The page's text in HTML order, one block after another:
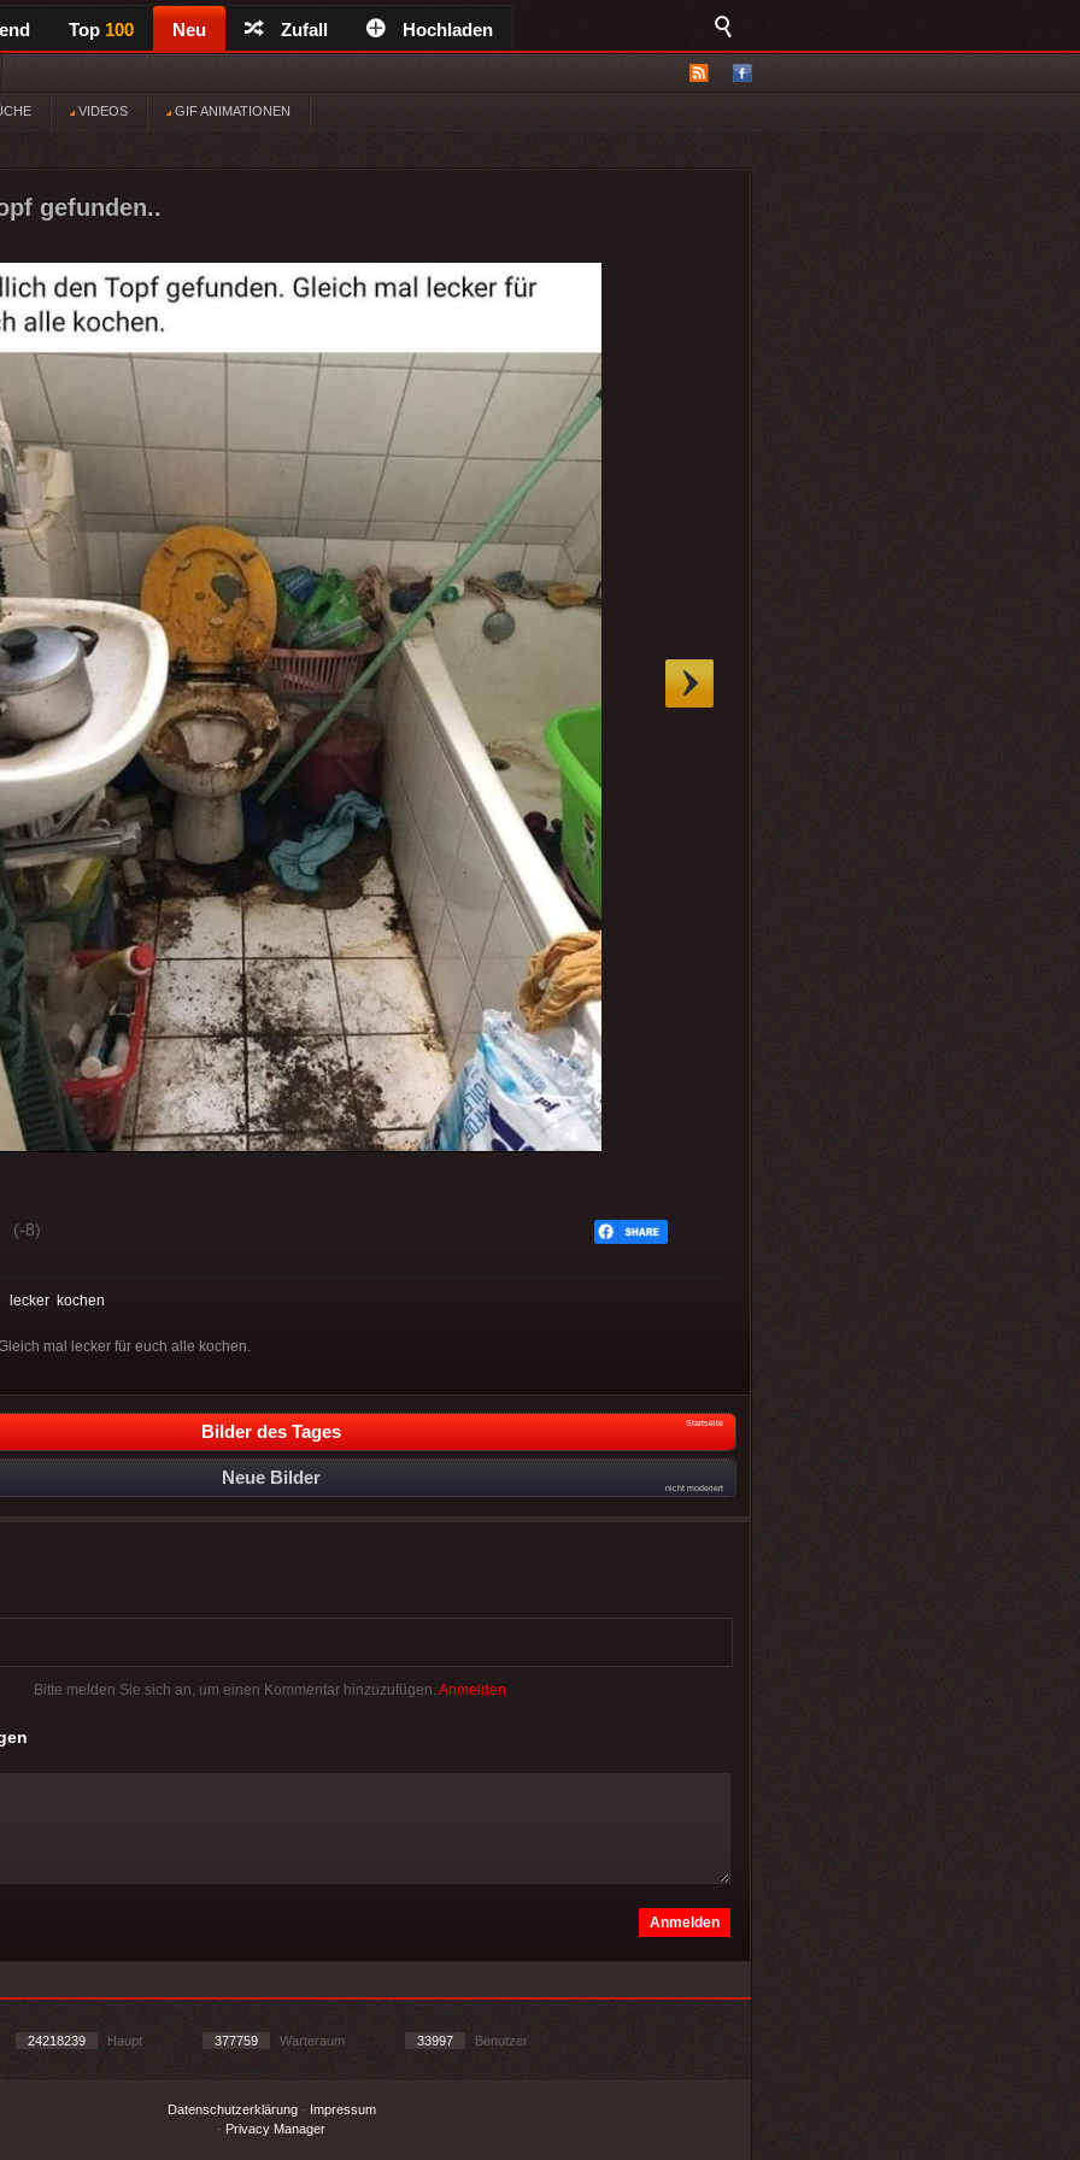
Top 100 Neu Zufall Hochladen
VIDEOS GIF ANIMATIONEN
gefunden..
(-8)
lecker kochen
mal lecker für euch alle kochen.
Bilder des Tages Startseite
Neue Bilder
nicht moderiert
Bitte melden Sie sich an, um einen Kommentar hinzuzufügen. Anmelden
24218239 Haupt 377759 Warteraum 33997 Benutzer
Datenschutzerklärung- Impressum
- Privacy Manager